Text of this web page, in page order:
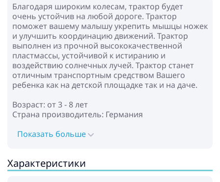
Благодаря широким колесам, трактор будет
очень устойчив на любой дороге. Трактор
поможет вашему малышу укрепить мышцы ножек
и улучшить координацию движений. Трактор
выполнен из прочной высококачественной
пластмассы, устойчивой к истиранию и
воздействию солнечных лучей. Трактор станет
отличным транспортным средством Вашего
ребенка как на детской площадке так и на даче.
Возраст: от 3 - 8 лет
Страна производитель: Германия
Показать больше
Характеристики